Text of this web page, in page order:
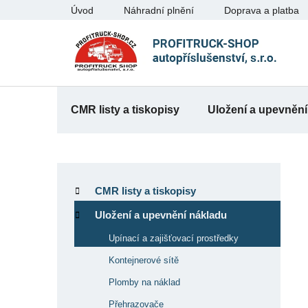
Úvod Náhradní plnění Doprava a platba
CMR listy a tiskopisy Uložení a
kategorie
CMR listy a tiskopisy
Uložení a upevnění nákladu
Upínací a zajišťovací prostředky
Kontejnerové sítě
Plomby na náklad
Přehrazovače